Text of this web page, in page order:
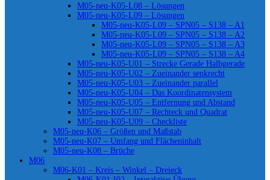
M05-neu-K05-L08 – Lösungen
M05-neu-K05-L09 – Lösungen
M05-neu-K05-L09 – SPN05 – S138 – A1
M05-neu-K05-L09 – SPN05 – S138 – A2
M05-neu-K05-L09 – SPN05 – S138 – A3
M05-neu-K05-L09 – SPN05 – S138 – A4
M05-neu-K05-U01 – Strecke Gerade Halbgerade
M05-neu-K05-U02 – Zueinander senkrecht
M05-neu-K05-U03 – Zueinander parallel
M05-neu-K05-U04 – Das Koordinatensystem
M05-neu-K05-U05 – Entfernung und Abstand
M05-neu-K05-U07 – Rechteck und Quadrat
M05-neu-K05-U09 – Checkliste
M05-neu-K06 – Größen und Maßstab
M05-neu-K07 – Umfang und Flächeninhalt
M05-neu-K08 – Brüche
M06
M06-K01 – Kreis – Winkel – Dreieck